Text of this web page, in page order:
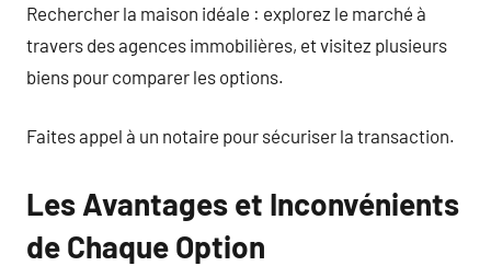
Rechercher la maison idéale : explorez le marché à
travers des agences immobilières, et visitez plusieurs
biens pour comparer les options.
Faites appel à un notaire pour sécuriser la transaction.
Les Avantages et Inconvénients
de Chaque Option